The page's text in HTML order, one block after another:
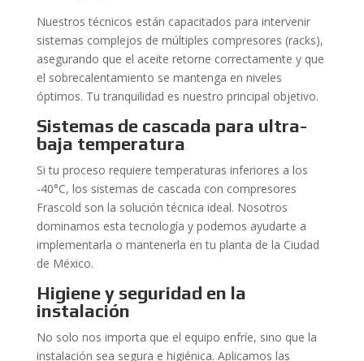
Nuestros técnicos están capacitados para intervenir
sistemas complejos de múltiples compresores (racks),
asegurando que el aceite retorne correctamente y que
el sobrecalentamiento se mantenga en niveles
óptimos. Tu tranquilidad es nuestro principal objetivo.
Sistemas de cascada para ultra-
baja temperatura
Si tu proceso requiere temperaturas inferiores a los
-40°C, los sistemas de cascada con compresores
Frascold son la solución técnica ideal. Nosotros
dominamos esta tecnología y podemos ayudarte a
implementarla o mantenerla en tu planta de la Ciudad
de México.
Higiene y seguridad en la
instalación
No solo nos importa que el equipo enfríe, sino que la
instalación sea segura e higiénica. Aplicamos las